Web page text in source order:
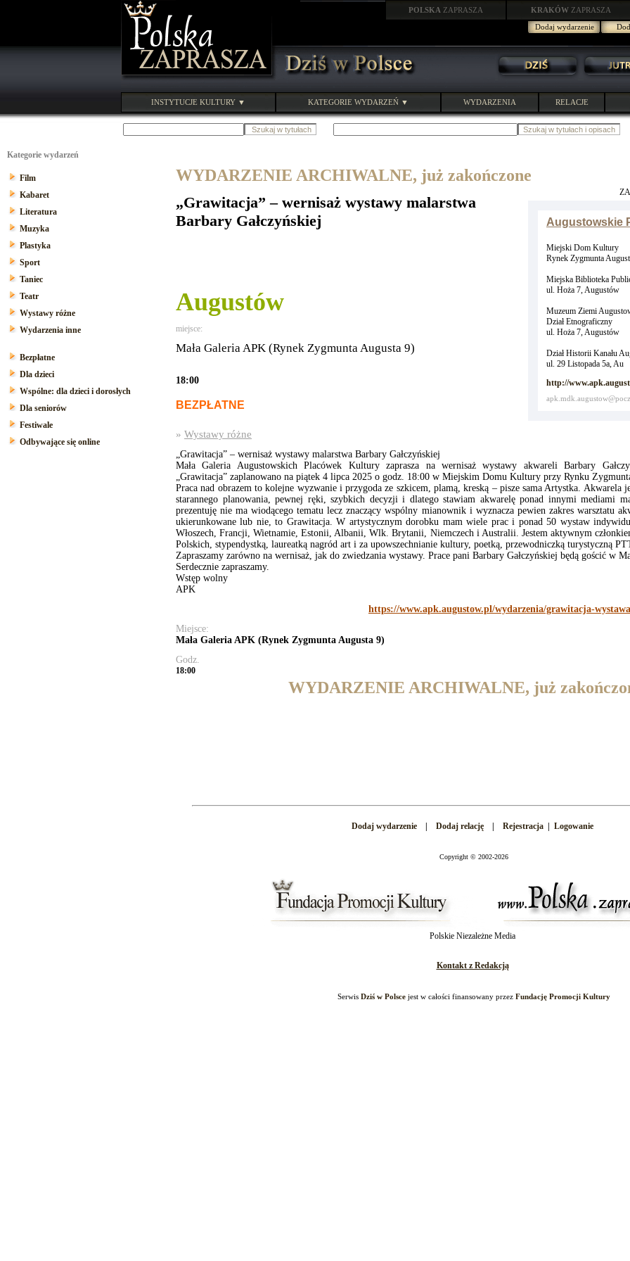
POLSKA ZAPRASZA KRAKÓW ZAPRASZA
Dodaj wydarzenie
INSTYTUCJE KULTURY ▼ KATEGORIE WYDARZEŃ ▼ WYDARZENIA RELACJE
Kategorie wydarzeń
Film
Kabaret
Literatura
Muzyka
Plastyka
Sport
Taniec
Teatr
Wystawy różne
Wydarzenia inne
Bezpłatne
Dla dzieci
Wspólne: dla dzieci i dorosłych
Dla seniorów
Festiwale
Odbywające się online
WYDARZENIE ARCHIWALNE, już zakończone
„Grawitacja” – wernisaż wystawy malarstwa
Barbary Gałczyńskiej
Augustowskie
Miejski Dom Kultury
Rynek Zygmunta
Miejska Biblioteka
ul. Hoża 7, Augustów
Muzeum Ziemi
Dział Etnograficzny
ul. Hoża 7, Augustów
Dział Historii Kanału
ul. 29 Listopada 5a, Au
http://
Augustów
miejsce:
Mała Galeria APK (Rynek Zygmunta Augusta 9)
18:00
BEZPŁATNE
» Wystawy różne
„Grawitacja” – wernisaż wystawy malarstwa Barbary Gałczyńskiej
Mała Galeria Augustowskich Placówek Kultury zaprasza na wernisaż wystawy akwareli Barbary
„Grawitacja” zaplanowano na piątek 4 lipca 2025 o godz. 18:00 w Miejskim Domu Kultury przy Rynku
Praca nad obrazem to kolejne wyzwanie i przygoda ze szkicem, plamą, kreską – pisze sama Artystka. Akwarela
starannego planowania, pewnej ręki, szybkich decyzji i dlatego stawiam akwarelę ponad innymi mediami
prezentuję nie ma wiodącego tematu lecz znaczący wspólny mianownik i wyznacza pewien zakres warsztatu
ukierunkowane lub nie, to Grawitacja. W artystycznym dorobku mam wiele prac i ponad 50 wystaw
Włoszech, Francji, Wietnamie, Estonii, Albanii, Wlk. Brytanii, Niemczech i Australii. Jestem aktywnym
Polskich, stypendystką, laureatką nagród art i za upowszechnianie kultury, poetką, przewodniczką turystyczną
Zapraszamy zarówno na wernisaż, jak do zwiedzania wystawy. Prace pani Barbary Gałczyńskiej będą gościć w
Serdecznie zapraszamy.
Wstęp wolny
APK
https://www.apk.augustow.pl/wydarzenia/grawitacja-
Miejsce:
Mała Galeria APK (Rynek Zygmunta Augusta 9)
Godz.
18:00
WYDARZENIE ARCHIWALNE, już
Dodaj wydarzenie Dodaj relację Rejestracja Logowanie
Copyright ©2002-2026
Polskie Niezależne Media
Kontakt z Redakcją
Serwis Dziś w Polscejest w całości finansowany przez Fundację Promocji Kultury